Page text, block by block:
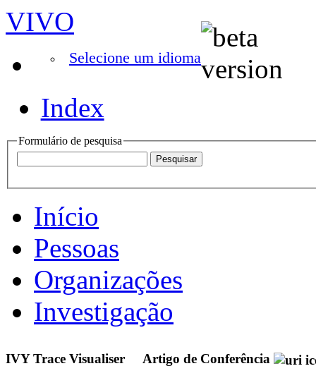
VIVO
Selecione um idioma
Index
Formulário de pesquisa
Início
Pessoas
Organizações
Investigação
IVY Trace Visualiser Artigo de Conferência